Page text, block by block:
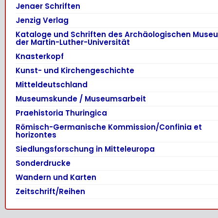
Jenaer Schriften
Jenzig Verlag
Kataloge und Schriften des Archäologischen
der Martin-Luther-Universität
Knasterkopf
Kunst- und Kirchengeschichte
Mitteldeutschland
Museumskunde / Museumsarbeit
Praehistoria Thuringica
Römisch-Germanische Kommission/Confinia et
horizontes
Siedlungsforschung in Mitteleuropa
Sonderdrucke
Wandern und Karten
Zeitschrift/Reihen